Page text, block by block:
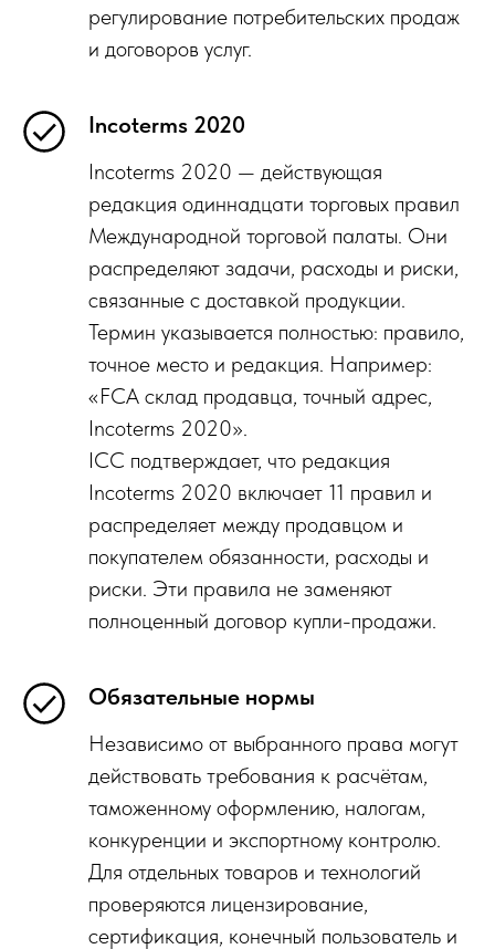
регулирование потребительских продаж
и договоров услуг.
Incoterms 2020
Incoterms 2020 — действующая
редакция одиннадцати торговых правил
Международной торговой палаты. Они
распределяют задачи, расходы и риски,
связанные с доставкой продукции.
Термин указывается полностью: правило,
точное место и редакция. Например:
«FCA склад продавца, точный адрес,
Incoterms 2020».
ICC подтверждает, что редакция
Incoterms 2020 включает 11 правил и
распределяет между продавцом и
покупателем обязанности, расходы и
риски. Эти правила не заменяют
полноценный договор купли-продажи.
Обязательные нормы
Независимо от выбранного права могут
действовать требования к расчётам,
таможенному оформлению, налогам,
конкуренции и экспортному контролю.
Для отдельных товаров и технологий
проверяются лицензирование,
сертификация, конечный пользователь и